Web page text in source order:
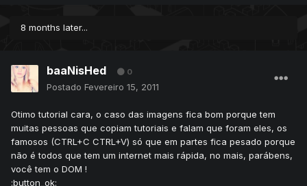
8 months later...
baaNisHed 0
Postado Fevereiro 15, 2011
Otimo tutorial cara, o caso das imagens fica bom porque tem
muitas pessoas que copiam tutoriais e falam que foram eles, os
famosos (CTRL+C CTRL+V) só que em partes fica pesado porque
não é todos que tem um internet mais rápida, no mais, parábens,
você tem o DOM !
:button_ok: